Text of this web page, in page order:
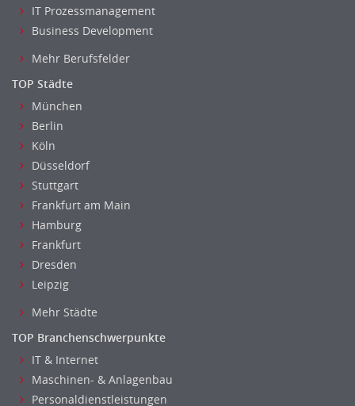
Kindergarten, KiTa, Vorschule
Bildung & Soziales Leitung, Teamleitung
Sozialarbeit
Fotografie, Video
Grafik- und Kommunikationsdesign
Medien-, Screen-, Webdesign
Modedesign, Schmuckdesign
Produktdesign, Industriedesign
Theater, Schauspiel, Musik, Tanz
Beschaffungslogistik
Disposition
Entsorgungslogistik
Fuhrparkmanagement
IT Prozessmanagement
Business Development
Mehr Berufsfelder
TOP Städte
München
Berlin
Köln
Düsseldorf
Stuttgart
Frankfurt am Main
Hamburg
Frankfurt
Dresden
Leipzig
Mehr Städte
TOP Branchenschwerpunkte
IT & Internet
Maschinen- & Anlagenbau
Personaldienstleistungen